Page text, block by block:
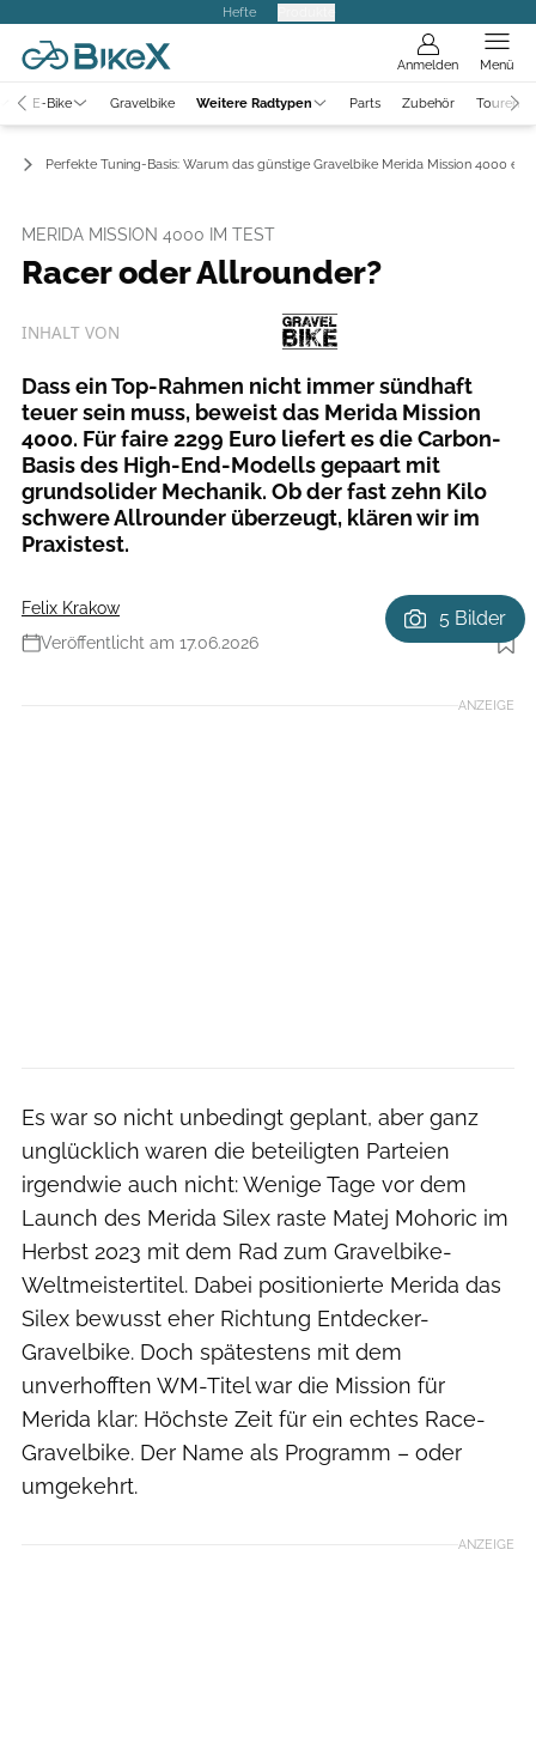
Hefte
Anmelden Menü
E-Bike Gravelbike Weitere Radtypen Parts Zubehör Touren
Perfekte Tuning-Basis: Warum das günstige Gravelbike Merida Mission 4000 ein
MERIDA MISSION 4000 IM TEST
Racer oder Allrounder?
INHALT VON
Dass ein Top-Rahmen nicht immer sündhaft
teuer sein muss, beweist das Merida Mission
4000. Für faire 2299 Euro liefert es die Carbon-
Basis des High-End-Modells gepaart mit
grundsolider Mechanik. Ob der fast zehn Kilo
schwere Allrounder überzeugt, klären wir im
Praxistest.
Felix Krakow
Veröffentlicht am 17.06.2026
Foto: Dan Zoubek
5 Bilder
ANZEIGE
Es war so nicht unbedingt geplant, aber ganz
unglücklich waren die beteiligten Parteien
irgendwie auch nicht: Wenige Tage vor dem
Launch des Merida Silex raste Matej Mohoric im
Herbst 2023 mit dem Rad zum Gravelbike-
Weltmeistertitel. Dabei positionierte Merida das
Silex bewusst eher Richtung Entdecker-
Gravelbike. Doch spätestens mit dem
unverhofften WM-Titel war die Mission für
Merida klar: Höchste Zeit für ein echtes Race-
Gravelbike. Der Name als Programm – oder
umgekehrt.
ANZEIGE